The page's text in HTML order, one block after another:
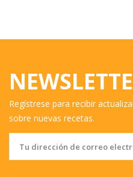
Regístrese para recibir
sobre nuevas recetas.